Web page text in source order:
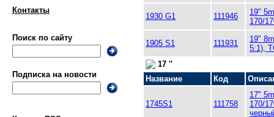
Контакты
Поиск по сайту
Подписка на новости
1930 G1 111946
19"
170/
1905 S1 111931
19"
5:1),
17 ''
Название
Код
1745S1 111758
17"
170/